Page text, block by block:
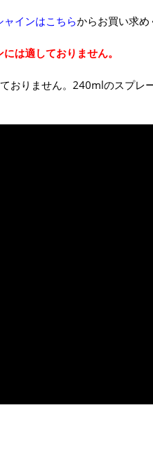
インはこちらからお買い求め
は適しておりません。
おりません。240mlのスプレ